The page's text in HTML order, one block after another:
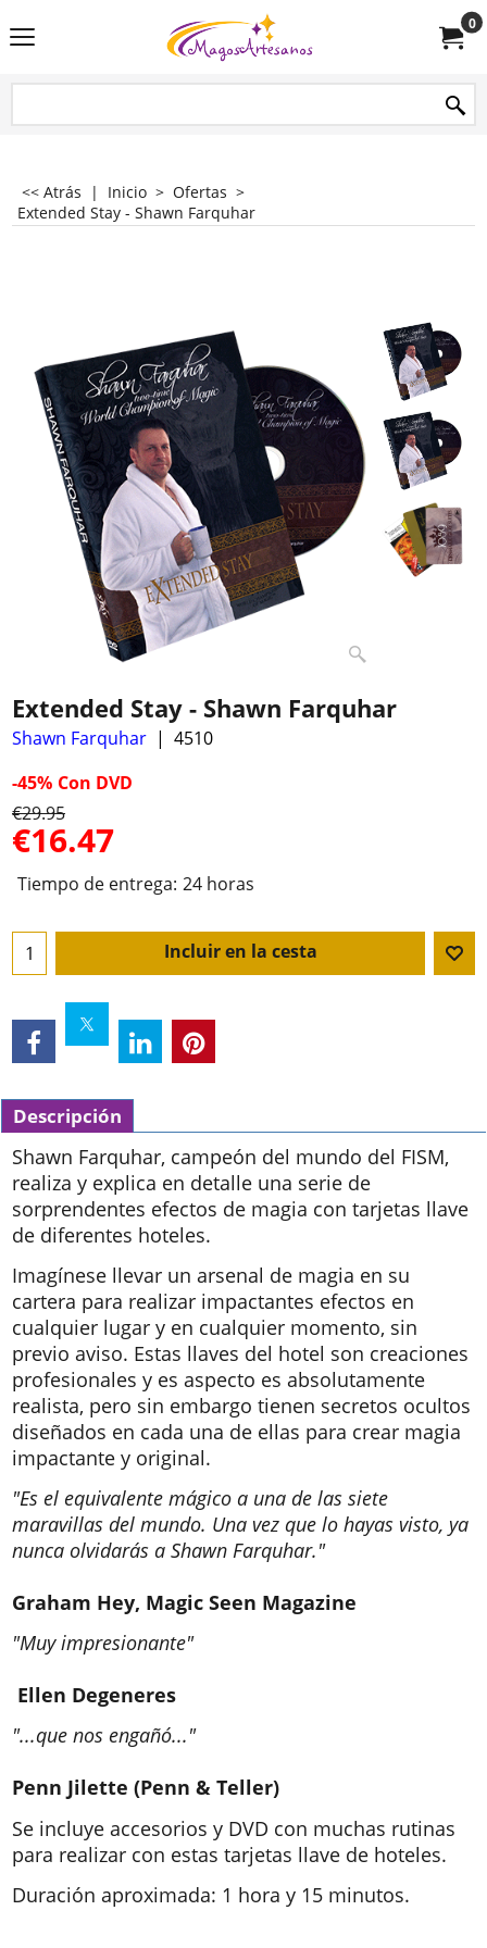
0
<< Atrás | Inicio > Ofertas >
Extended Stay - Shawn Farquhar
Extended Stay - Shawn Farquhar
Shawn Farquhar
4510
-45% Con DVD
€29.95
€16.47
Tiempo de entrega: 24 horas
Incluir en la cesta
Descripción
Shawn Farquhar, campeón del mundo del FISM,
realiza y explica en detalle una serie de
sorprendentes efectos de magia con tarjetas llave
de diferentes hoteles.
Imagínese llevar un arsenal de magia en su
cartera para realizar impactantes efectos en
cualquier lugar y en cualquier momento, sin
previo aviso. Estas llaves del hotel son creaciones
profesionales y es aspecto es absolutamente
realista, pero sin embargo tienen secretos ocultos
diseñados en cada una de ellas para crear magia
impactante y original.
"Es el equivalente mágico a una de las siete
maravillas del mundo. Una vez que lo hayas visto, ya
nunca olvidarás a Shawn Farquhar."
Graham Hey, Magic Seen Magazine
"Muy impresionante"
Ellen Degeneres
"...que nos engañó..."
Penn Jilette (Penn & Teller)
Se incluye accesorios y DVD con muchas rutinas
para realizar con estas tarjetas llave de hoteles.
Duración aproximada: 1 hora y 15 minutos.